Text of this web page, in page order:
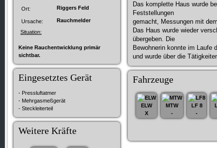
Ort: Riggers Feld
Ursache:
Rauchmelder
Situation:
Keine Rauchentwicklung primär
sichtbar.
Eingesetztes Gerät
- Pressluftatmer
- Mehrgasmeßgerät
- Steckleiterteil
Weitere Kräfte
Das komplette Haus wurde
Feststellungen
gemacht, Messungen mit
Das Haus wurde wieder
übergeben. Die
Bewohnerin konnte im Laufe
und wurde über die
Fahrzeuge
ELW
X
MTW
-
LF 8
-